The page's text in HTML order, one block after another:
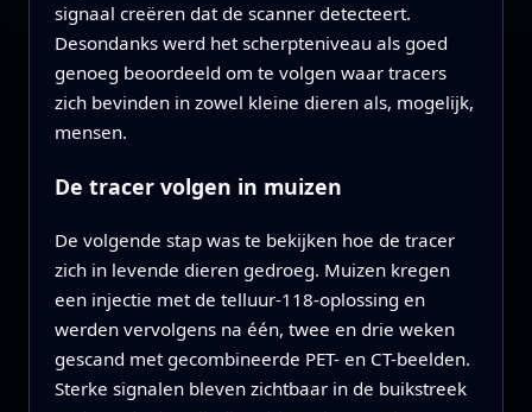
signaal creëren dat de scanner detecteert.
Desondanks werd het scherpteniveau als goed
genoeg beoordeeld om te volgen waar tracers
zich bevinden in zowel kleine dieren als, mogelijk,
mensen.
De tracer volgen in muizen
De volgende stap was te bekijken hoe de tracer
zich in levende dieren gedroeg. Muizen kregen
een injectie met de telluur-118-oplossing en
werden vervolgens na één, twee en drie weken
gescand met gecombineerde PET- en CT-beelden.
Sterke signalen bleven zichtbaar in de buikstreek